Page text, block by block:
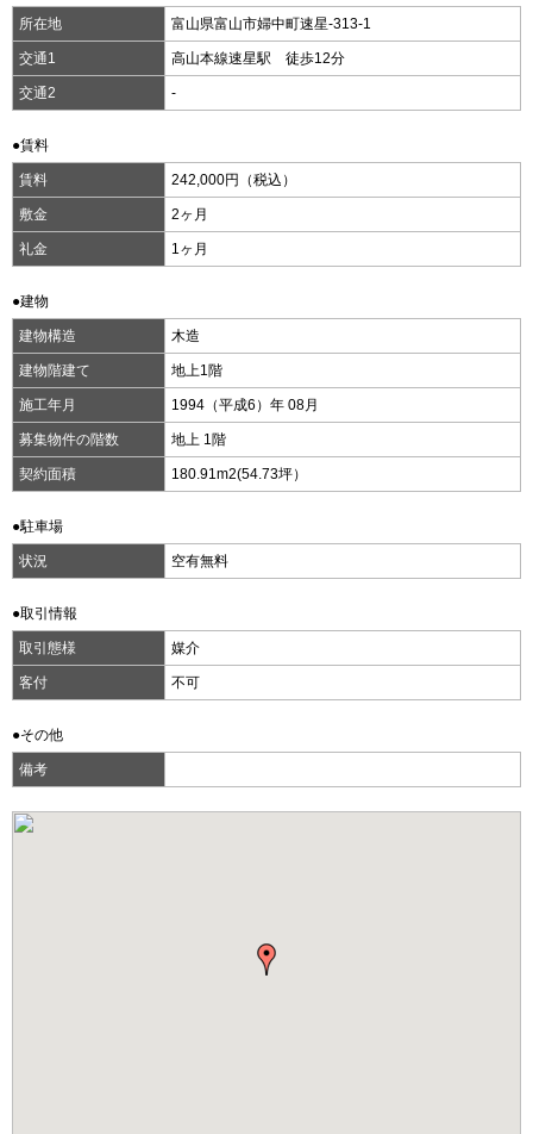
所在地 富山県富山市婦中町速星-313-1
交通1 高山本線速星駅 徒歩12分
交通2 -
●賃料
賃料 242,000円（税込）
敷金 2ヶ月
礼金 1ヶ月
●建物
建物構造 木造
建物階建て 地上1階
施工年月 1994（平成6）年 08月
募集物件の階数 地上 1階
契約面積 180.91m2(54.73坪）
●駐車場
状況 空有無料
●取引情報
取引態様 媒介
客付 不可
●その他
備考